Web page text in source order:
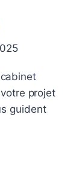
projet
guident